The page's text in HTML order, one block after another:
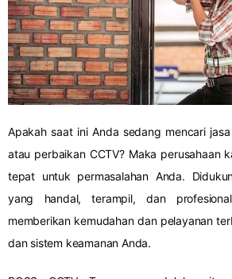
Apakah saat ini Anda sedang mencari
atau perbaikan CCTV? Maka perusahaan
tepat untuk permasalahan Anda.
yang handal, terampil, dan
memberikan kemudahan dan pelayanan
dan sistem keamanan Anda.